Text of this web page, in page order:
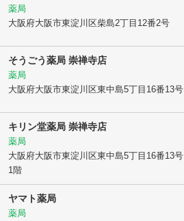
薬局
大阪府大阪市東淀川区柴島2丁目12番2号
そうごう薬局 崇禅寺店
薬局
大阪府大阪市東淀川区東中島5丁目16番13号
キリン堂薬局 崇禅寺店
薬局
大阪府大阪市東淀川区東中島5丁目16番13号
1階
ヤマト薬局
薬局